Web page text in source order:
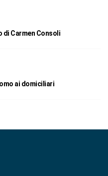
Carmen Consoli
ai domiciliari